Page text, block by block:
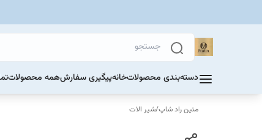
دسته‌بندی محصولاتخانهپیگیری سفارشهمه محصولات
متین راد شاپ/شیر الات